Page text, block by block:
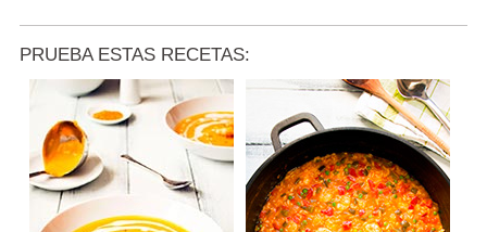
PRUEBA ESTAS RECETAS: